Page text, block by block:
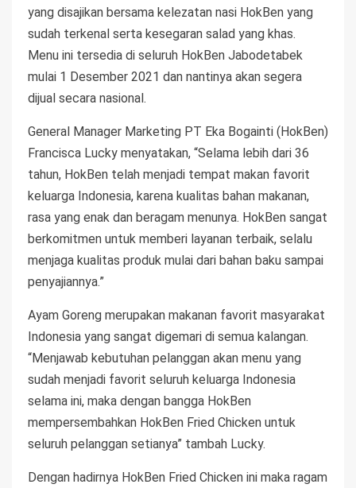
yang disajikan bersama kelezatan nasi HokBen yang
sudah terkenal serta kesegaran salad yang khas.
Menu ini tersedia di seluruh HokBen Jabodetabek
mulai 1 Desember 2021 dan nantinya akan segera
dijual secara nasional.
General Manager Marketing PT Eka Bogainti (HokBen)
Francisca Lucky menyatakan, “Selama lebih dari 36
tahun, HokBen telah menjadi tempat makan favorit
keluarga Indonesia, karena kualitas bahan makanan,
rasa yang enak dan beragam menunya. HokBen sangat
berkomitmen untuk memberi layanan terbaik, selalu
menjaga kualitas produk mulai dari bahan baku sampai
penyajiannya.”
Ayam Goreng merupakan makanan favorit masyarakat
Indonesia yang sangat digemari di semua kalangan.
“Menjawab kebutuhan pelanggan akan menu yang
sudah menjadi favorit seluruh keluarga Indonesia
selama ini, maka dengan bangga HokBen
mempersembahkan HokBen Fried Chicken untuk
seluruh pelanggan setianya” tambah Lucky.
Dengan hadirnya HokBen Fried Chicken ini maka ragam